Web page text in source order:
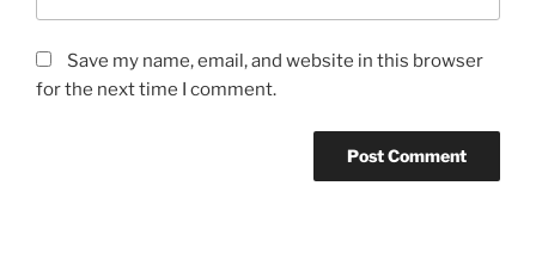
Save my name, email, and website in this browser
for the next time I comment.